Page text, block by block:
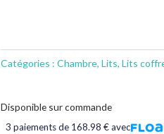
Catégories : Chambre, Lits, Lits
Disponible sur commande
3 paiements de 168.98 € avec